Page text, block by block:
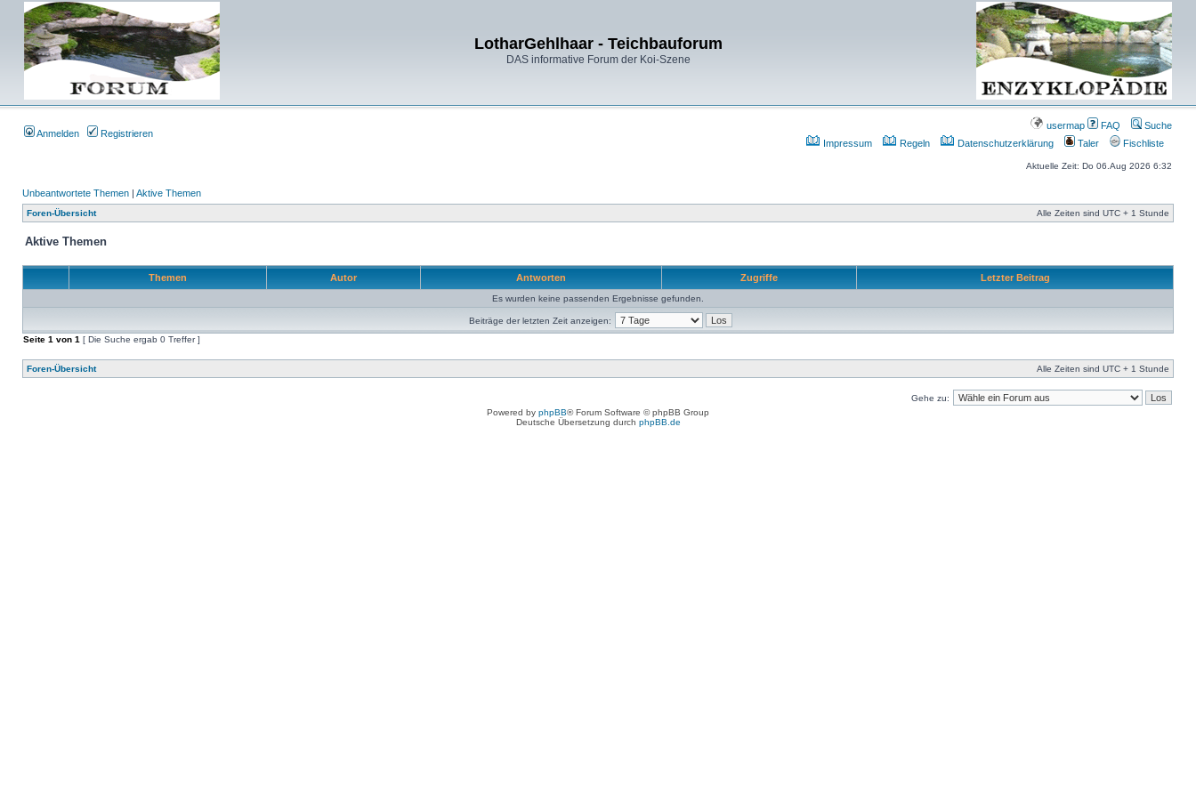
LotharGehlhaar - Teichbauforum
DAS informative Forum der Koi-Szene
Anmelden Registrieren
usermap FAQ
Suche
Impressum
Regeln Datenschutzerklärung Taler Fischliste
Aktuelle Zeit: Do 06.Aug 2026 6:32
Unbeantwortete Themen | Aktive Themen
Foren-Übersicht Alle Zeiten sind UTC + 1 Stunde
Aktive Themen
Themen Autor Antworten Zugriffe Letzter Beitrag
Es wurden keine passenden Ergebnisse gefunden.
Beiträge der letzten Zeit anzeigen:
Seite 1 von 1 [ Die Suche ergab 0 Treffer ]
Foren-Übersicht Alle Zeiten sind UTC + 1 Stunde
Gehe zu:
Powered by phpBB® Forum Software © phpBB Group
Deutsche Übersetzung durch phpBB.de